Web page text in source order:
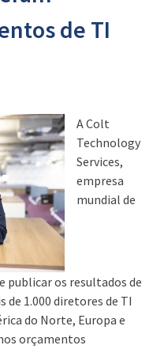
de TI
A Colt
Technology
Services,
empresa
mundial de
publicar os resultados de
de 1.000 diretores de TI
do Norte, Europa e
orçamentos